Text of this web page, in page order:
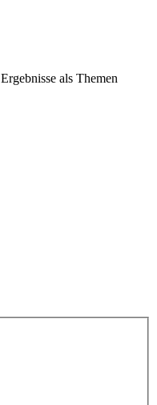
Ergebnisse als Themen